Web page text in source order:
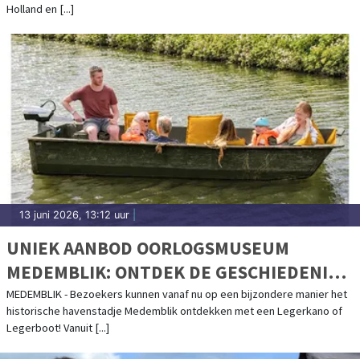
Holland en [...]
13 juni 2026, 13:12 uur
UNIEK AANBOD OORLOGSMUSEUM
MEDEMBLIK: ONTDEK DE GESCHIEDENIS
VANUIT EEN LEGERBOOT OF LEGERKANO
MEDEMBLIK - Bezoekers kunnen vanaf nu op een bijzondere manier het
historische havenstadje Medemblik ontdekken met een Legerkano of
Legerboot! Vanuit [...]